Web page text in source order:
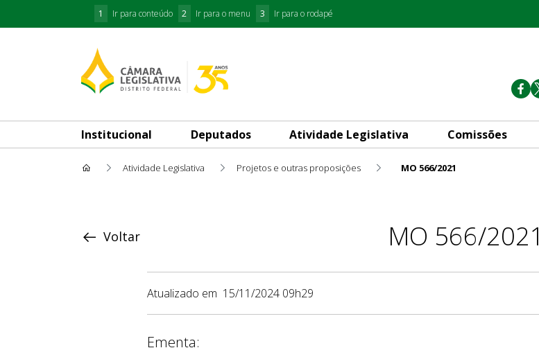
1 Ir para conteúdo 2 Ir para o menu 3 Ir para o rodapé
Institucional Deputados Atividade Legislativa Comissões
Atividade Legislativa Projetos e outras proposições MO 566/2021
MO 566/2021
Voltar
Atualizado em 15/11/2024 09h29
Ementa: